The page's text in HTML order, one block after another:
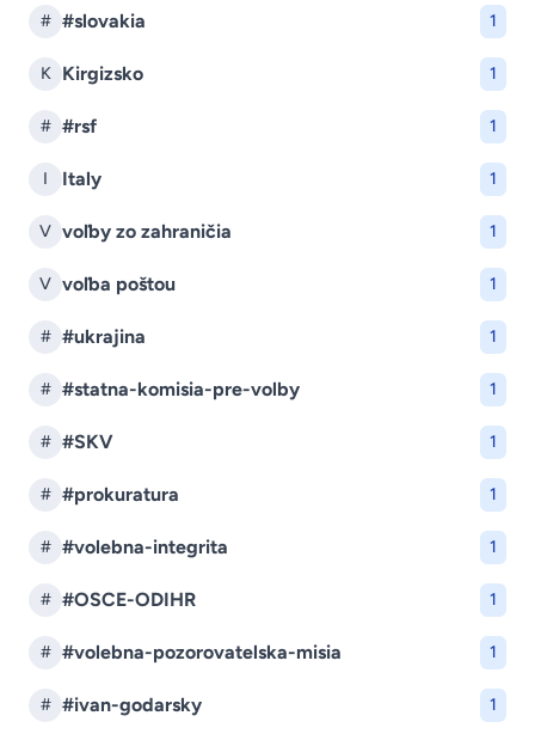
# #slovakia 1
K Kirgizsko 1
# #rsf 1
I Italy 1
V voľby zo zahraničia 1
V voľba poštou 1
# #ukrajina 1
# #statna-komisia-pre-volby 1
# #SKV 1
# #prokuratura 1
# #volebna-integrita 1
# #OSCE-ODIHR 1
# #volebna-pozorovatelska-misia 1
# #ivan-godarsky 1